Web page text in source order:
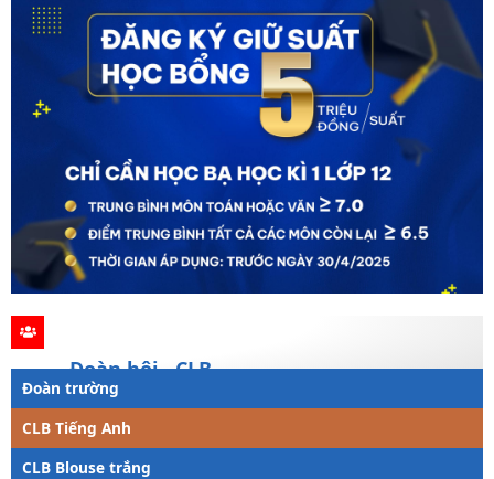
Đoàn hội - CLB
Đoàn trường
CLB Tiếng Anh
CLB Blouse trắng